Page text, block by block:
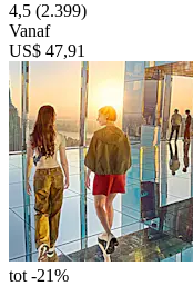
4,5 (2.399)
Vanaf
US$ 47,91
tot -21%